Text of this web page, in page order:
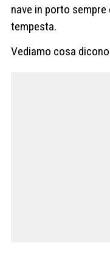
nave in porto
tempesta.
Vediamo cosa